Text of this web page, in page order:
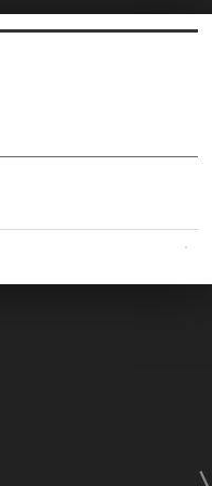
5
북5
5
북5